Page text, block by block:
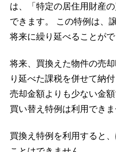
は、「特定の居住用財産
できます。 この特例は、
将来に繰り延べることがで
将来、買換えた物件の売
り延べた課税を併せて納付
売却金額よりも少ない金額
買い替え特例は利用できま
買換え特例を利用すると